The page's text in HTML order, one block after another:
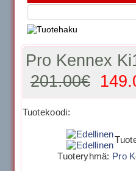
Pro Kennex
201.00€
Tuotekoodi:
Tuoteryhmä: Pro